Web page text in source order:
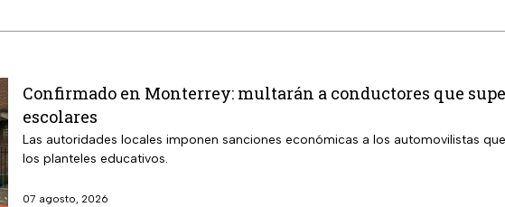
Confirmado en Monterrey: multarán a conductores que
escolares
Las autoridades locales imponen sanciones económicas a los automovilistas
los planteles educativos.
07 agosto, 2026